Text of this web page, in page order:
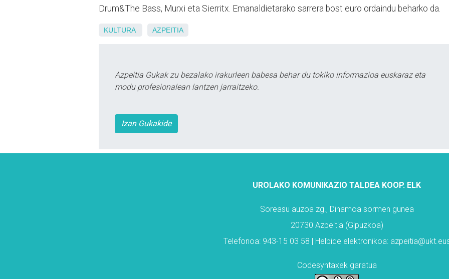
Drum&The Bass, Murxi eta Sierritx. Emanaldietarako sarrera bost euro ordaindu beharko da.
KULTURA AZPEITIA
Azpeitia Gukak zu bezalako irakurleen babesa behar du tokiko informazioa euskaraz eta
modu profesionalean lantzen jarraitzeko.
Izan Gukakide
UROLAKO KOMUNIKAZIO TALDEA KOOP. ELK
Soreasu auzoa zg., Dinamoa sormen gunea
20730 Azpeitia (Gipuzkoa)
Telefonoa: 943-15 03 58 | Helbide elektronikoa:
Codesyntaxek garatua